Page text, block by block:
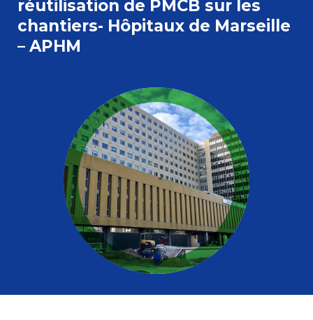
Où déposer mes déchets ?
Opérateurs de déchets
Détenteurs de déchets
Mon espace
réutilisation de PMCB sur les
chantiers- Hôpitaux de Marseille
– APHM